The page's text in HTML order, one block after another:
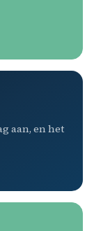
aan, en het